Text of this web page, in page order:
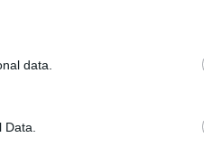
data.
szólt az eredmény.